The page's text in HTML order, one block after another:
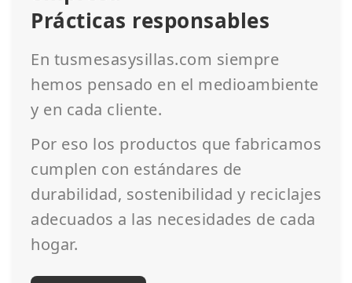
Prácticas responsables
En tusmesasysillas.com siempre
hemos pensado en el medioambiente
y en cada cliente.
Por eso los productos que fabricamos
cumplen con estándares de
durabilidad, sostenibilidad y reciclajes
adecuados a las necesidades de cada
hogar.